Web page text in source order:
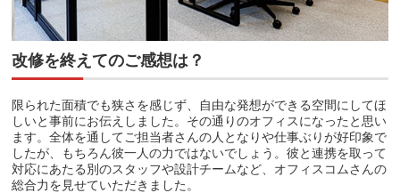
改修を終えてのご感想は？
限られた面積でも狭さを感じず、自由な発想ができる空間にしてほ
しいと事前にお伝えしました。その通りのオフィスになったと思い
ます。全体を通してご担当者さんの人となりや仕事ぶりが好印象で
したが、もちろん彼一人の力ではないでしょう。彼と連携を取って
対応にあたる別のスタッフや設計チームなど、オフィスコムさんの
総合力を見せていただきました。